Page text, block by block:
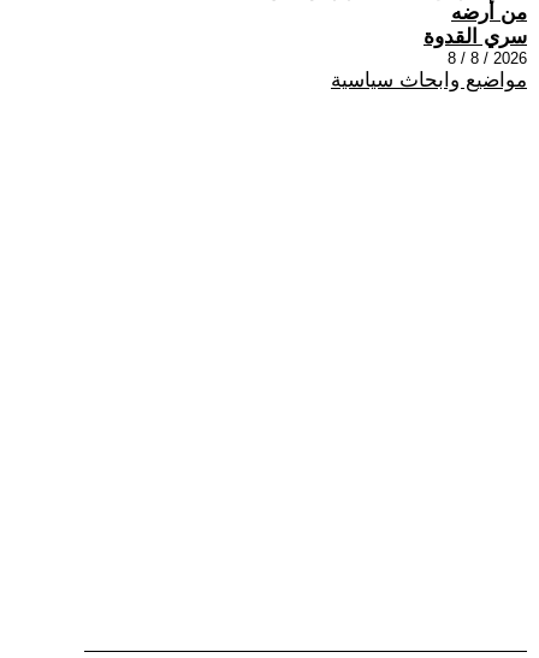
من أرضه
سري القدوة
2026 / 8 / 8
مواضيع وابحاث سياسية